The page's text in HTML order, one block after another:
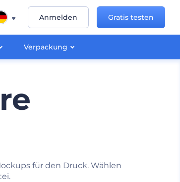
Verpackung
Anmelden Gratis testen
für den Druck. Wählen